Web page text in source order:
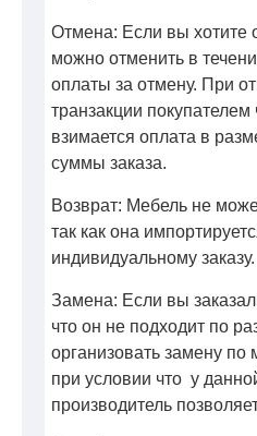
Отмена: Если вы хотите
можно отменить в
оплаты за отмену. При
транзакции покупателем
взимается оплата в
суммы заказа.
Возврат: Мебель не
так как она
индивидуальному заказу.
Замена: Если вы
что он не подходит по
организовать замену по
при условии что у
производитель